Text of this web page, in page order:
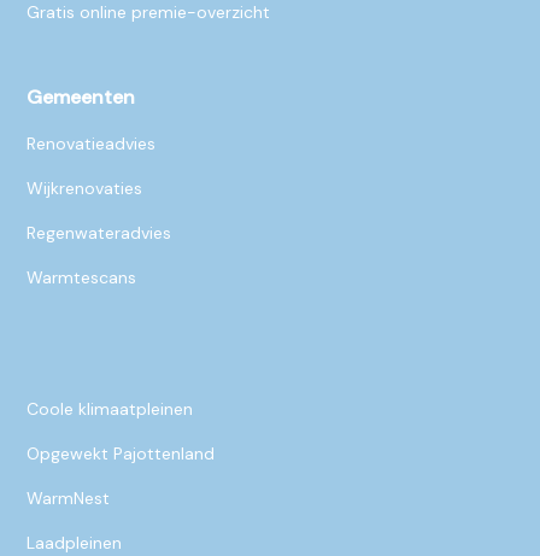
Gratis online premie-overzicht
Gemeenten
Renovatieadvies
Wijkrenovaties
Regenwateradvies
Warmtescans
Coole klimaatpleinen
Opgewekt Pajottenland
WarmNest
Laadpleinen